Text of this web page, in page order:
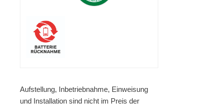
Aufstellung, Inbetriebnahme, Einweisung
und Installation sind nicht im Preis der